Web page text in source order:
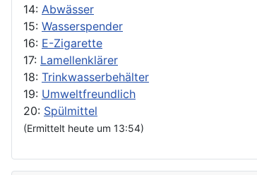
14: Abwässer
15: Wasserspender
16: E-Zigarette
17: Lamellenklärer
18: Trinkwasserbehälter
19: Umweltfreundlich
20: Spülmittel
(Ermittelt heute um 13:54)